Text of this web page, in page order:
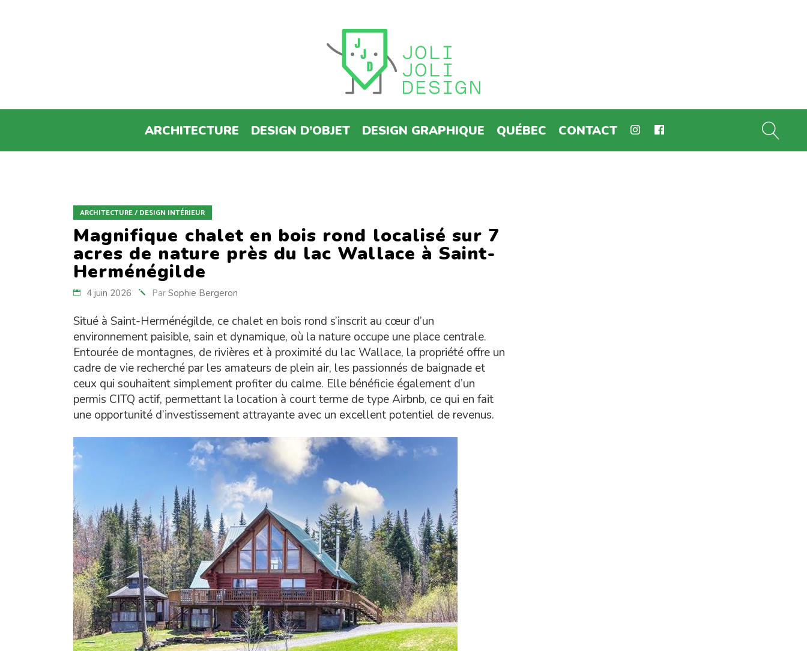
ARCHITECTURE DESIGN D’OBJET DESIGN GRAPHIQUE QUÉBEC CONTACT
ARCHITECTURE / DESIGN INTÉRIEUR
Magnifique chalet en bois rond localisé sur 7
acres de nature près du lac Wallace à Saint-
Herménégilde
4 juin 2026 Par Sophie Bergeron
Situé à Saint-Herménégilde, ce chalet en bois rond s’inscrit au cœur d’un
environnement paisible, sain et dynamique, où la nature occupe une place centrale.
Entourée de montagnes, de rivières et à proximité du lac Wallace, la propriété offre un
cadre de vie recherché par les amateurs de plein air, les passionnés de baignade et
ceux qui souhaitent simplement profiter du calme. Elle bénéficie également d’un
permis CITQ actif, permettant la location à court terme de type Airbnb, ce qui en fait
une opportunité d’investissement attrayante avec un excellent potentiel de revenus.